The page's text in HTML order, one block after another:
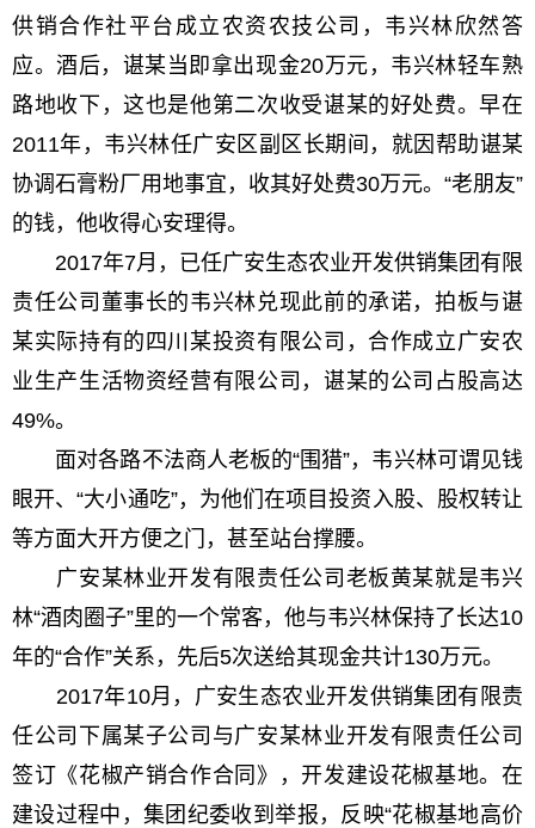
供销合作社平台成立农资农技公司，韦兴林欣然答
应。酒后，谌某当即拿出现金20万元，韦兴林轻车熟
路地收下，这也是他第二次收受谌某的好处费。早在
2011年，韦兴林任广安区副区长期间，就因帮助谌某
协调石膏粉厂用地事宜，收其好处费30万元。“老朋友”
的钱，他收得心安理得。
2017年7月，已任广安生态农业开发供销集团有限
责任公司董事长的韦兴林兑现此前的承诺，拍板与谌
某实际持有的四川某投资有限公司，合作成立广安农
业生产生活物资经营有限公司，谌某的公司占股高达
49%。
面对各路不法商人老板的“围猎”，韦兴林可谓见钱
眼开、“大小通吃”，为他们在项目投资入股、股权转让
等方面大开方便之门，甚至站台撑腰。
广安某林业开发有限责任公司老板黄某就是韦兴
林“酒肉圈子”里的一个常客，他与韦兴林保持了长达10
年的“合作”关系，先后5次送给其现金共计130万元。
2017年10月，广安生态农业开发供销集团有限责
任公司下属某子公司与广安某林业开发有限责任公司
签订《花椒产销合作合同》，开发建设花椒基地。在
建设过程中，集团纪委收到举报，反映“花椒基地高价